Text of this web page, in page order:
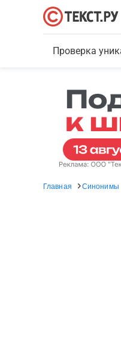
Проверка
Главная Синонимы